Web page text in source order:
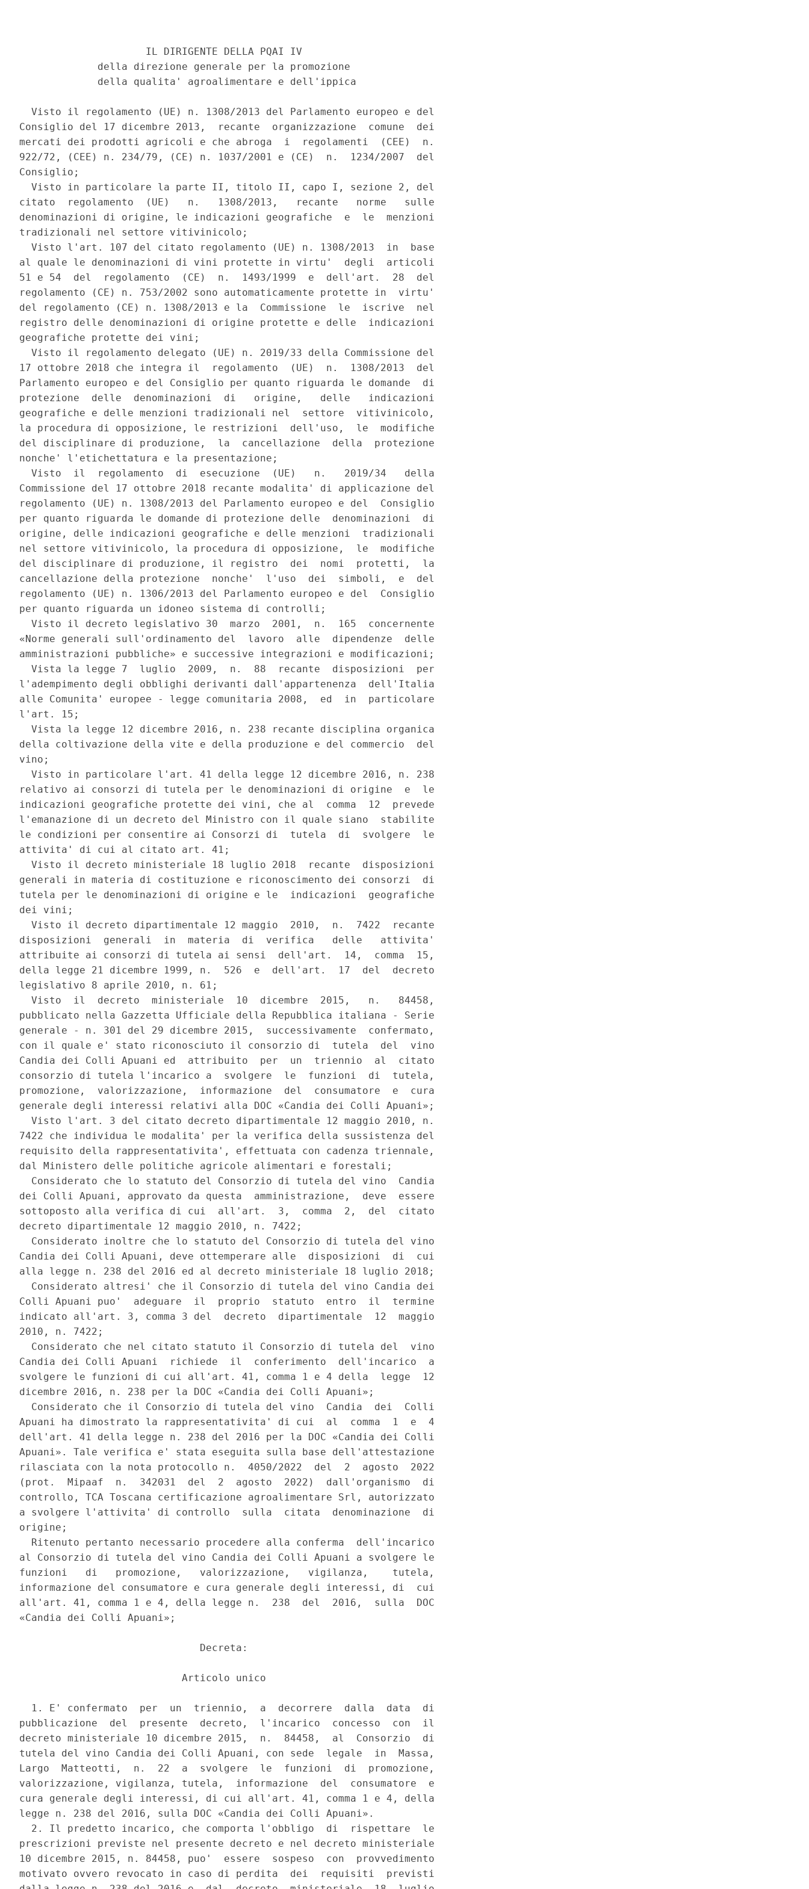
                     IL DIRIGENTE DELLA PQAI IV
             della direzione generale per la promozione
             della qualita' agroalimentare e dell'ippica
  Visto il regolamento (UE) n. 1308/2013 del Parlamento europeo e del
Consiglio del 17 dicembre 2013,  recante  organizzazione  comune  dei
mercati dei prodotti agricoli e che abroga  i  regolamenti  (CEE)  n.
922/72, (CEE) n. 234/79, (CE) n. 1037/2001 e (CE)  n.  1234/2007  del
Consiglio;
  Visto in particolare la parte II, titolo II, capo I, sezione 2, del
citato  regolamento  (UE)   n.   1308/2013,   recante   norme   sulle
denominazioni di origine, le indicazioni geografiche  e  le  menzioni
tradizionali nel settore vitivinicolo;
  Visto l'art. 107 del citato regolamento (UE) n. 1308/2013  in  base
al quale le denominazioni di vini protette in virtu'  degli  articoli
51 e 54  del  regolamento  (CE)  n.  1493/1999  e  dell'art.  28  del
regolamento (CE) n. 753/2002 sono automaticamente protette in  virtu'
del regolamento (CE) n. 1308/2013 e la  Commissione  le  iscrive  nel
registro delle denominazioni di origine protette e delle  indicazioni
geografiche protette dei vini;
  Visto il regolamento delegato (UE) n. 2019/33 della Commissione del
17 ottobre 2018 che integra il  regolamento  (UE)  n.  1308/2013  del
Parlamento europeo e del Consiglio per quanto riguarda le domande  di
protezione  delle  denominazioni  di   origine,   delle   indicazioni
geografiche e delle menzioni tradizionali nel  settore  vitivinicolo,
la procedura di opposizione, le restrizioni  dell'uso,  le  modifiche
del disciplinare di produzione,  la  cancellazione  della  protezione
nonche' l'etichettatura e la presentazione;
  Visto  il  regolamento  di  esecuzione  (UE)   n.   2019/34   della
Commissione del 17 ottobre 2018 recante modalita' di applicazione del
regolamento (UE) n. 1308/2013 del Parlamento europeo e del  Consiglio
per quanto riguarda le domande di protezione delle  denominazioni  di
origine, delle indicazioni geografiche e delle menzioni  tradizionali
nel settore vitivinicolo, la procedura di opposizione,  le  modifiche
del disciplinare di produzione, il registro  dei  nomi  protetti,  la
cancellazione della protezione  nonche'  l'uso  dei  simboli,  e  del
regolamento (UE) n. 1306/2013 del Parlamento europeo e del  Consiglio
per quanto riguarda un idoneo sistema di controlli;
  Visto il decreto legislativo 30  marzo  2001,  n.  165  concernente
«Norme generali sull'ordinamento del  lavoro  alle  dipendenze  delle
amministrazioni pubbliche» e successive integrazioni e modificazioni;
  Vista la legge 7  luglio  2009,  n.  88  recante  disposizioni  per
l'adempimento degli obblighi derivanti dall'appartenenza  dell'Italia
alle Comunita' europee - legge comunitaria 2008,  ed  in  particolare
l'art. 15;
  Vista la legge 12 dicembre 2016, n. 238 recante disciplina organica
della coltivazione della vite e della produzione e del commercio  del
vino;
  Visto in particolare l'art. 41 della legge 12 dicembre 2016, n. 238
relativo ai consorzi di tutela per le denominazioni di origine  e  le
indicazioni geografiche protette dei vini, che al  comma  12  prevede
l'emanazione di un decreto del Ministro con il quale siano  stabilite
le condizioni per consentire ai Consorzi di  tutela  di  svolgere  le
attivita' di cui al citato art. 41;
  Visto il decreto ministeriale 18 luglio 2018  recante  disposizioni
generali in materia di costituzione e riconoscimento dei consorzi  di
tutela per le denominazioni di origine e le  indicazioni  geografiche
dei vini;
  Visto il decreto dipartimentale 12 maggio  2010,  n.  7422  recante
disposizioni  generali  in  materia  di  verifica   delle   attivita'
attribuite ai consorzi di tutela ai sensi  dell'art.  14,  comma  15,
della legge 21 dicembre 1999, n.  526  e  dell'art.  17  del  decreto
legislativo 8 aprile 2010, n. 61;
  Visto  il  decreto  ministeriale  10  dicembre  2015,   n.   84458,
pubblicato nella Gazzetta Ufficiale della Repubblica italiana - Serie
generale - n. 301 del 29 dicembre 2015,  successivamente  confermato,
con il quale e' stato riconosciuto il consorzio di  tutela  del  vino
Candia dei Colli Apuani ed  attribuito  per  un  triennio  al  citato
consorzio di tutela l'incarico a  svolgere  le  funzioni  di  tutela,
promozione,  valorizzazione,  informazione  del  consumatore  e  cura
generale degli interessi relativi alla DOC «Candia dei Colli Apuani»;
  Visto l'art. 3 del citato decreto dipartimentale 12 maggio 2010, n.
7422 che individua le modalita' per la verifica della sussistenza del
requisito della rappresentativita', effettuata con cadenza triennale,
dal Ministero delle politiche agricole alimentari e forestali;
  Considerato che lo statuto del Consorzio di tutela del vino  Candia
dei Colli Apuani, approvato da questa  amministrazione,  deve  essere
sottoposto alla verifica di cui  all'art.  3,  comma  2,  del  citato
decreto dipartimentale 12 maggio 2010, n. 7422;
  Considerato inoltre che lo statuto del Consorzio di tutela del vino
Candia dei Colli Apuani, deve ottemperare alle  disposizioni  di  cui
alla legge n. 238 del 2016 ed al decreto ministeriale 18 luglio 2018;
  Considerato altresi' che il Consorzio di tutela del vino Candia dei
Colli Apuani puo'  adeguare  il  proprio  statuto  entro  il  termine
indicato all'art. 3, comma 3 del  decreto  dipartimentale  12  maggio
2010, n. 7422;
  Considerato che nel citato statuto il Consorzio di tutela del  vino
Candia dei Colli Apuani  richiede  il  conferimento  dell'incarico  a
svolgere le funzioni di cui all'art. 41, comma 1 e 4 della  legge  12
dicembre 2016, n. 238 per la DOC «Candia dei Colli Apuani»;
  Considerato che il Consorzio di tutela del vino  Candia  dei  Colli
Apuani ha dimostrato la rappresentativita' di cui  al  comma  1  e  4
dell'art. 41 della legge n. 238 del 2016 per la DOC «Candia dei Colli
Apuani». Tale verifica e' stata eseguita sulla base dell'attestazione
rilasciata con la nota protocollo n.  4050/2022  del  2  agosto  2022
(prot.  Mipaaf  n.  342031  del  2  agosto  2022)  dall'organismo  di
controllo, TCA Toscana certificazione agroalimentare Srl, autorizzato
a svolgere l'attivita' di controllo  sulla  citata  denominazione  di
origine;
  Ritenuto pertanto necessario procedere alla conferma  dell'incarico
al Consorzio di tutela del vino Candia dei Colli Apuani a svolgere le
funzioni   di   promozione,   valorizzazione,   vigilanza,    tutela,
informazione del consumatore e cura generale degli interessi, di  cui
all'art. 41, comma 1 e 4, della legge n.  238  del  2016,  sulla  DOC
«Candia dei Colli Apuani»;
                              Decreta:
                           Articolo unico
  1. E' confermato  per  un  triennio,  a  decorrere  dalla  data  di
pubblicazione  del  presente  decreto,  l'incarico  concesso  con  il
decreto ministeriale 10 dicembre 2015,  n.  84458,  al  Consorzio  di
tutela del vino Candia dei Colli Apuani, con sede  legale  in  Massa,
Largo  Matteotti,  n.  22  a  svolgere  le  funzioni  di  promozione,
valorizzazione, vigilanza, tutela,  informazione  del  consumatore  e
cura generale degli interessi, di cui all'art. 41, comma 1 e 4, della
legge n. 238 del 2016, sulla DOC «Candia dei Colli Apuani».
  2. Il predetto incarico, che comporta l'obbligo  di  rispettare  le
prescrizioni previste nel presente decreto e nel decreto ministeriale
10 dicembre 2015, n. 84458, puo'  essere  sospeso  con  provvedimento
motivato ovvero revocato in caso di perdita  dei  requisiti  previsti